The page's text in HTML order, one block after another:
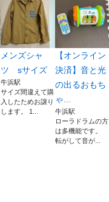
メンズシャ
ツ sサイズ
牛浜駅
サイズ間違えて購
入したためお譲り
します。 1...
【オンライン
決済】音と光
の出るおもち
ゃ...
牛浜駅
ローラドラムの方
は多機能です。
転がして音が...